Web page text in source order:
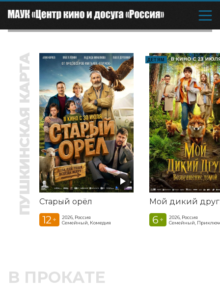
ПУШКИНСКАЯ КАРТА Старый орёл
12 +
2026, Россия
Семейный, Комедия
ДЕТЯМ
6 +
2026, Россия
Семейный,
В ПРОКАТЕ